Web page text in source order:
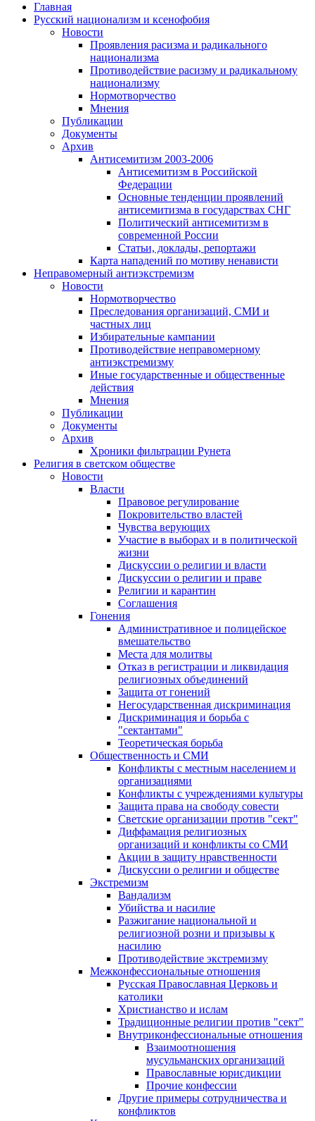
Главная
Русский национализм и ксенофобия
Новости
Проявления расизма и радикального
национализма
Противодействие расизму и радикальному
национализму
Нормотворчество
Мнения
Публикации
Документы
Архив
Антисемитизм 2003-2006
Антисемитизм в Российской
Федерации
Основные тенденции проявлений
антисемитизма в государствах СНГ
Политический антисемитизм в
современной России
Статьи, доклады, репортажи
Карта нападений по мотиву ненависти
Неправомерный антиэкстремизм
Новости
Нормотворчество
Преследования организаций, СМИ и
частных лиц
Избирательные кампании
Противодействие неправомерному
антиэкстремизму
Иные государственные и общественные
действия
Мнения
Публикации
Документы
Архив
Хроники фильтрации Рунета
Религия в светском обществе
Новости
Власти
Правовое регулирование
Покровительство властей
Чувства верующих
Участие в выборах и в политической
жизни
Дискуссии о религии и власти
Дискуссии о религии и праве
Религии и карантин
Соглашения
Гонения
Административное и полицейское
вмешательство
Места для молитвы
Отказ в регистрации и ликвидация
религиозных объединений
Защита от гонений
Негосударственная дискриминация
Дискриминация и борьба с
"сектантами"
Теоретическая борьба
Общественность и СМИ
Конфликты с местным населением и
организациями
Конфликты с учреждениями культуры
Защита права на свободу совести
Светские организации против "сект"
Диффамация религиозных
организаций и конфликты со СМИ
Акции в защиту нравственности
Дискуссии о религии и обществе
Экстремизм
Вандализм
Убийства и насилие
Разжигание национальной и
религиозной розни и призывы к
насилию
Противодействие экстремизму
Межконфессиональные отношения
Русская Православная Церковь и
католики
Христианство и ислам
Традиционные религии против "сект"
Внутриконфессиональные отношения
Взаимоотношения
мусульманских организаций
Православные юрисдикции
Прочие конфессии
Другие примеры сотрудничества и
конфликтов